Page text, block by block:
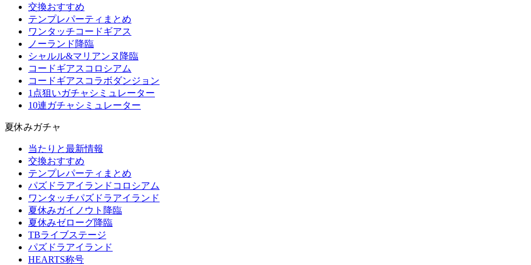
交換おすすめ
テンプレパーティまとめ
ワンタッチコードギアス
ノーランド降臨
シャルル&マリアンヌ降臨
コードギアスコロシアム
コードギアスコラボダンジョン
1点狙いガチャシミュレーター
10連ガチャシミュレーター
夏休みガチャ
当たりと最新情報
交換おすすめ
テンプレパーティまとめ
パズドラアイランドコロシアム
ワンタッチパズドラアイランド
夏休みガイノウト降臨
夏休みゼローグ降臨
TBライブステージ
パズドラアイランド
HEARTS称号